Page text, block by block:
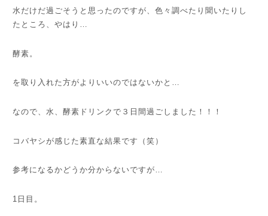
水だけだ過ごそうと思ったのですが、色々調べたり聞いたりし
たところ、やはり…
酵素。
を取り入れた方がよりいいのではないかと…
なので、水、酵素ドリンクで３日間過ごしました！！！
コバヤシが感じた素直な結果です（笑）
参考になるかどうか分からないですが…
1日目。